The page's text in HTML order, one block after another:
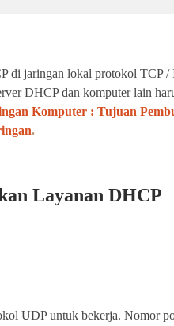
di jaringan lokal protokol TCP /
DHCP dan komputer lain
Komputer : Tujuan
.
Layanan DHCP
UDP untuk bekerja. Nomor